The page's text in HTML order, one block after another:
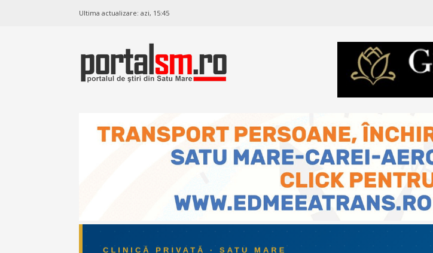
Ultima actualizare: azi, 15:45